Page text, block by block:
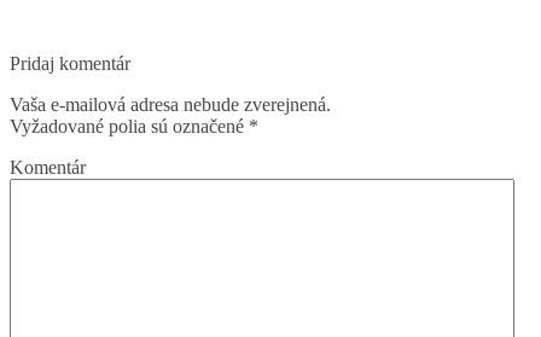
Pridaj komentár
Vaša e-mailová adresa nebude zverejnená.
Vyžadované polia sú označené *
Komentár